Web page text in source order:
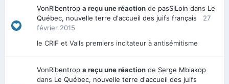
VonRibentrop a reçu une réaction de pasSiLoin dans Le
Québec, nouvelle terre d'accueil des juifs français
27
février 2015
le CRIF et Valls premiers incitateur à antisémitisme
VonRibentrop a reçu une réaction de Serge Mbiakop
dans Le Québec, nouvelle terre d'accueil des juifs